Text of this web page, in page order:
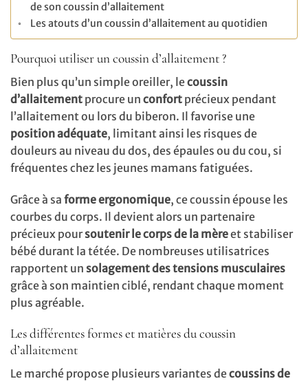
de son coussin d’allaitement
Les atouts d’un coussin d’allaitement au quotidien
Pourquoi utiliser un coussin d’allaitement ?
Bien plus qu’un simple oreiller, lecoussin
d’allaitement procure un confort précieux pendant
l’allaitement ou lors du biberon. Il favorise une
position adéquate, limitant ainsi les risques de
douleurs au niveau du dos, des épaules ou du cou, si
fréquentes chez les jeunes mamans fatiguées.
Grâce à sa forme ergonomique, ce coussin épouse les
courbes du corps. Il devient alors un partenaire
précieux poursoutenir le corps de la mèreet stabiliser
bébé durant la tétée. De nombreuses utilisatrices
rapportent un solagement des tensions musculaires
grâce à son maintien ciblé, rendant chaque moment
plus agréable.
Les différentes formes et matières du coussin
d’allaitement
Le marché propose plusieurs variantes decoussins de